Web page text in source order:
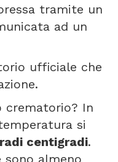
tramite un
ad un
ufficiale che
crematorio? In
si
centigradi.
sono almeno